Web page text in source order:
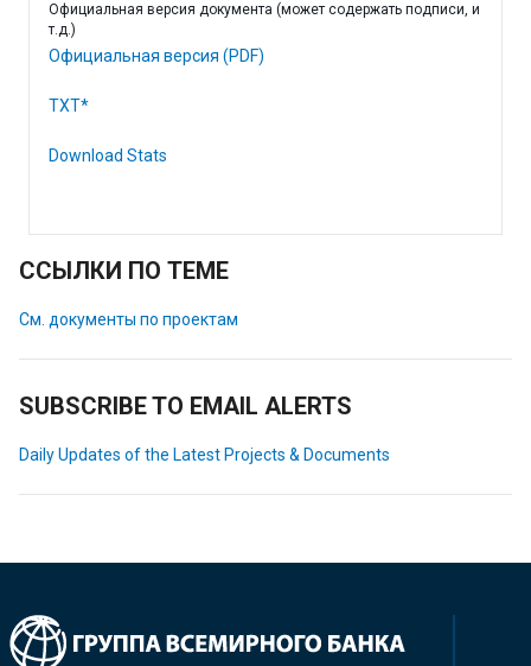
Официальная версия документа (может содержать подписи, и
т.д.)
Официальная версия (PDF)
TXT*
Download Stats
ССЫЛКИ ПО ТЕМЕ
См. документы по проектам
SUBSCRIBE TO EMAIL ALERTS
Daily Updates of the Latest Projects & Documents